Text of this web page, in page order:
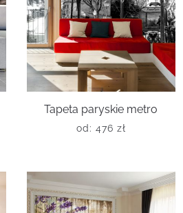
Tapeta paryskie metro
od: 476 zł